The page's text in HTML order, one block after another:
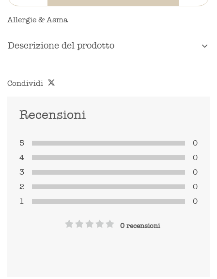
Allergie & Asma
Descrizione del prodotto
Condividi
Recensioni
5
0
4
0
3
0
2
0
1
0
0 recensioni